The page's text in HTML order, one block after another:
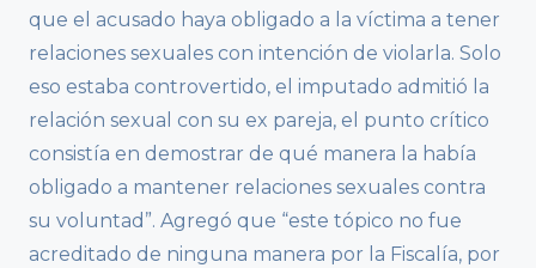
que el acusado haya obligado a la víctima a tener
relaciones sexuales con intención de violarla. Solo
eso estaba controvertido, el imputado admitió la
relación sexual con su ex pareja, el punto crítico
consistía en demostrar de qué manera la había
obligado a mantener relaciones sexuales contra
su voluntad”. Agregó que “este tópico no fue
acreditado de ninguna manera por la Fiscalía, por